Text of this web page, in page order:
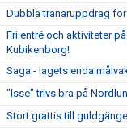
Dubbla tränaruppdrag
Fri entré och aktiviteter
Kubikenborg!
Saga - lagets enda
"Isse" trivs bra på
Stort grattis till